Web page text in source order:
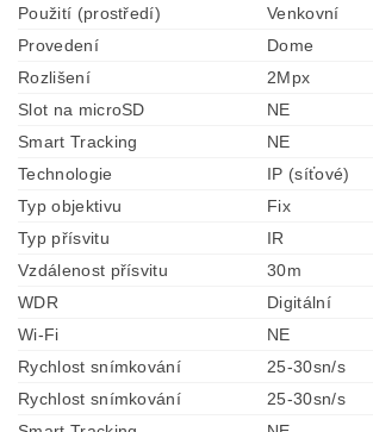
Použití (prostředí)
Venkovní
Provedení
Dome
Rozlišení
2Mpx
Slot na microSD
NE
Smart Tracking
NE
Technologie
IP (síťové)
Typ objektivu
Fix
Typ přísvitu
IR
Vzdálenost přísvitu
30m
WDR
Digitální
Wi-Fi
NE
Rychlost snímkování
25-30sn/s
Rychlost snímkování
25-30sn/s